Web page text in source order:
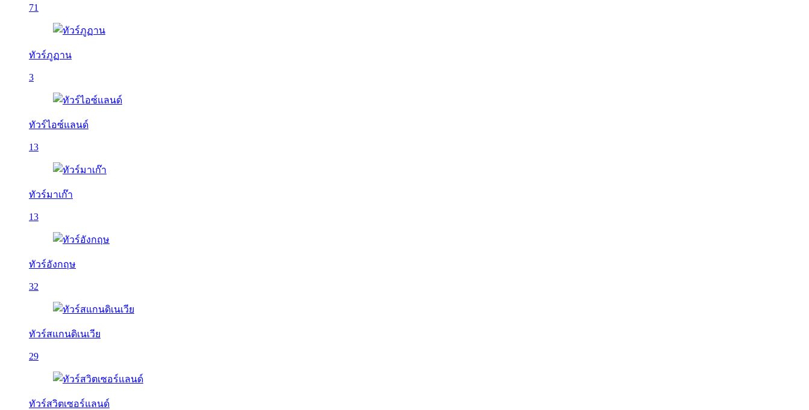
71
ทัวร์ภูฏาน
3
ทัวร์ไอซ์แลนด์
13
ทัวร์มาเก๊า
13
ทัวร์อังกฤษ
32
ทัวร์สแกนดิเนเวีย
29
ทัวร์สวิตเซอร์แลนด์